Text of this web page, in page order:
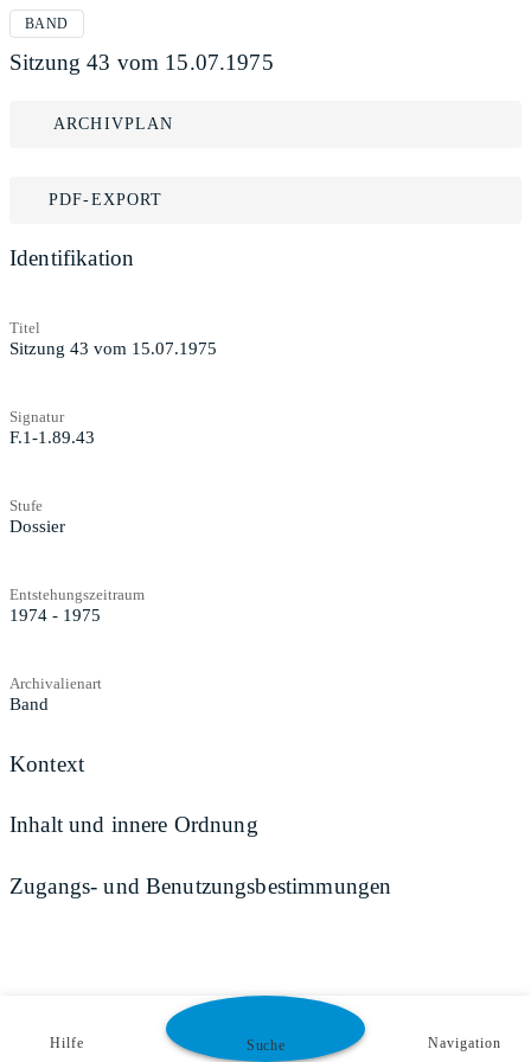
BAND
Sitzung 43 vom 15.07.1975
ARCHIVPLAN
PDF-EXPORT
Identifikation
Titel
Sitzung 43 vom 15.07.1975
Signatur
F.1-1.89.43
Stufe
Dossier
Entstehungszeitraum
1974 - 1975
Archivalienart
Band
Kontext
Inhalt und innere Ordnung
Zugangs- und Benutzungsbestimmungen
Hilfe Suche Navigation